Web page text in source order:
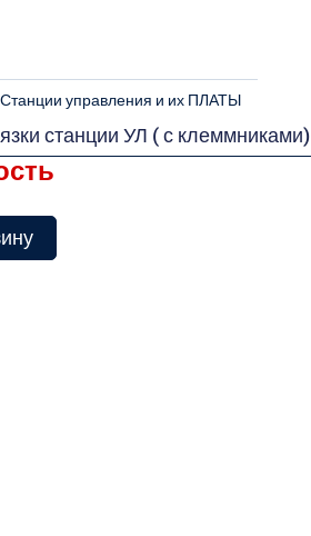
Станции управления и их ПЛАТЫ
станции УЛ ( с клеммниками)